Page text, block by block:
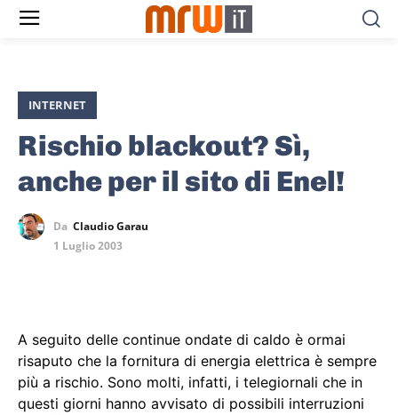
INTERNET
Rischio blackout? Sì,
anche per il sito di Enel!
Da Claudio Garau
1 Luglio 2003
A seguito delle continue ondate di caldo è ormai
risaputo che la fornitura di energia elettrica è sempre
più a rischio. Sono molti, infatti, i telegiornali che in
questi giorni hanno avvisato di possibili interruzioni